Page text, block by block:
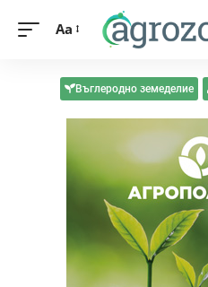
Aa
Въглеродно земеделие